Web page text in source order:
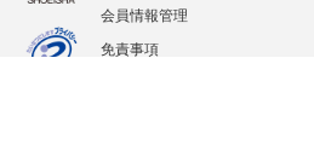
会員情報管理
免責事項